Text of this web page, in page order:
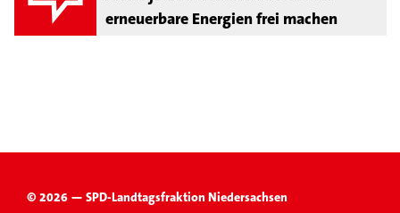
erneuerbare Energien frei machen
© 2026 — SPD-Landtagsfraktion Niedersachsen